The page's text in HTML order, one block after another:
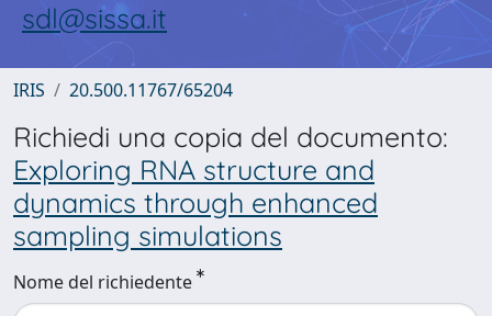
sdl@sissa.it
IRIS 20.500.11767/65204
Richiedi una copia del documento:
Exploring RNA structure and
dynamics through enhanced
sampling simulations
Nome del richiedente